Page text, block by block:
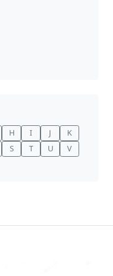
H I J
K
S T U
V